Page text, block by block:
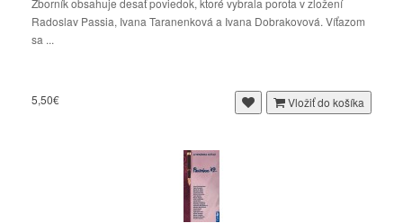
Zborník obsahuje desať poviedok, ktoré vybrala porota v zložení
Radoslav Passia, Ivana Taranenková a Ivana Dobrakovová. Víťazom
sa ...
5,50€ Vložiť do košíka